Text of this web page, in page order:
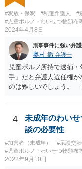
#釈放・保釈 #私選弁護人
#
#児童ポルノ・わいせつ物頒布
2024年4月8日
刑事事件に強い弁
奥村 徹 弁護士
児童ポルノ所持で逮捕
手」だと弁護人選任権
のは難しいでしょう。
してください」みたい
かった所に絞って問い
4
未成年のわい
談の必要性
#加害者（未成年） #示談交渉
#児童ポルノ・わいせつ物頒布
2022年9月10日